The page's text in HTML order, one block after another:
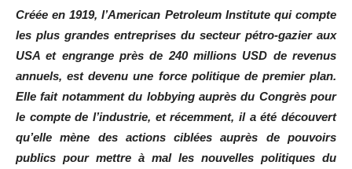
Créée en 1919, l’American Petroleum Institute qui compte
les plus grandes entreprises du secteur pétro-gazier aux
USA et engrange près de 240 millions USD de revenus
annuels, est devenu une force politique de premier plan.
Elle fait notamment du lobbying auprès du Congrès pour
le compte de l’industrie, et récemment, il a été découvert
qu’elle mène des actions ciblées auprès de pouvoirs
publics pour mettre à mal les nouvelles politiques du